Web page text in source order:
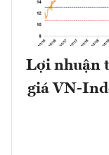
Lợi nhuận
giá VN-